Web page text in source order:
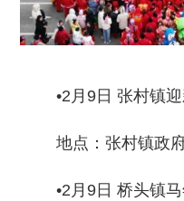
•2月9日 张村镇迎
地点：张村镇政府
•2月9日 桥头镇马